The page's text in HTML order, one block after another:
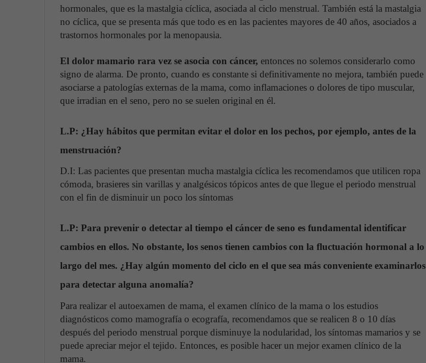
hormonales, que es la mastalgia cíclica, asociada al ciclo menstrual. También está la mastalgia
no cíclica, que se presenta más que todo es en las pacientes mayores de 40 años, asociados a
trastornos hormonales por la menopausia.
El dolor mamario rara vez se asocia con cáncer, entonces no solemos considerarlo como
signo de alarma. De pronto, cuando es constante si definitivamente no mejora, también puede
asociarse a patologías externas de la mama, como inflamaciones o dolores de tipo muscular,
que irradian en el seno, pero no se suelen original en él.
L.P: ¿Hay hábitos que permitan evitar el dolor en los pechos, por ejemplo, antes de la
menstruación?
D.I: Las pacientes que presentan mucha mastalgia cíclica les recomendamos que utilicen ropa
cómoda, brasieres sin varillas y analgésicos tópicos antes de que llegue el periodo menstrual
con el fin de disminuir un poco los síntomas
L.P: Para prevenir o detectar al tiempo el cáncer de seno es fundamental identificar
cambios en ellos. No obstante, los senos tienen cambios con la fluctuación hormonal a lo
largo del mes. ¿Hay algún momento del ciclo en el que sea más conveniente examinarlos
para detectar alguna anomalía?
Para realizar el autoexamen de mama, el examen clínico de la mama o los estudios
diagnósticos como mamografía o ecografía, recomendamos que se realicen 8 o 10 días
después del periodo menstrual porque disminuye la nodularidad, los síntomas mamarios y se
puede apreciar mejor el tejido. Entonces, es posible hacer un mejor examen clínico de la
mama.